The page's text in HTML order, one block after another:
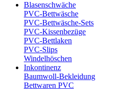
Blasenschwäche
PVC-Bettwäsche
PVC-Bettwäsche-Sets
PVC-Kissenbezüge
PVC-Bettlaken
PVC-Slips
Windelhöschen
Inkontinenz
Baumwoll-Bekleidung
Bettwaren PVC